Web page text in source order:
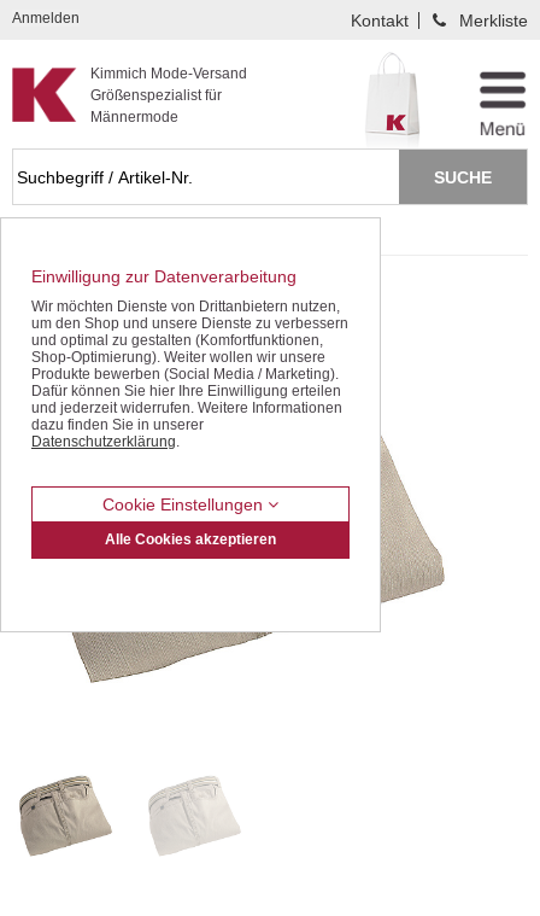
Kompletten Head der Seite überspringen
Kimmich Mode-Versand
Größenspezialist für
Männermode
Anmelden Kontakt Merkliste
Einwilligung zur Datenverarbeitung
Wir möchten Dienste von Drittanbietern nutzen,
um den Shop und unsere Dienste zu verbessern
und optimal zu gestalten (Komfortfunktionen,
Shop-Optimierung). Weiter wollen wir unsere
Produkte bewerben (Social Media / Marketing).
Dafür können Sie hier Ihre Einwilligung erteilen
und jederzeit widerrufen. Weitere Informationen
dazu finden Sie in unserer
Datenschutzerklärung.
Cookie Einstellungen
Alle Cookies akzeptieren